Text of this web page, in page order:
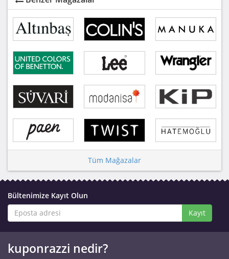
Tüm Mağazalar
Bültenimize Kayıt Olun
Kayıt
kuponrazzi nedir?